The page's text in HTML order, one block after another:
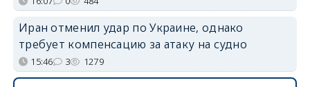
Иран отменил удар по Украине, однако
требует компенсацию за атаку на судно
15:46 3 1279